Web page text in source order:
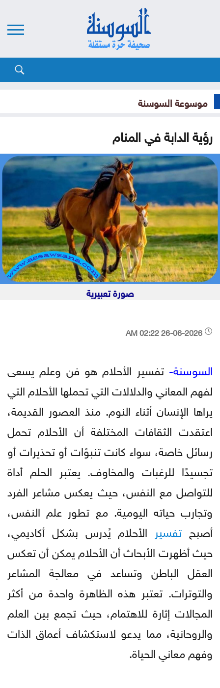
موسوعة السوسنة
رؤية الدابة في المنام
صورة تعبيرية
السوسنة- تفسير الأحلام هو فن وعلم يسعى
لفهم المعاني والدلالات التي تحملها الأحلام التي
يراها الإنسان أثناء النوم. منذ العصور القديمة،
اعتقدت الثقافات المختلفة أن الأحلام تحمل
رسائل خاصة، سواء كانت تنبؤات أو تحذيرات أو
تجسيدًا للرغبات والمخاوف. يعتبر الحلم أداة
للتواصل مع النفس، حيث يعكس مشاعر الفرد
وتجارب حياته اليومية. مع تطور علم النفس،
أصبح تفسير الأحلام يُدرس بشكل أكاديمي،
حيث أظهرت الأبحاث أن الأحلام يمكن أن تعكس
العقل الباطن وتساعد في معالجة المشاعر
والتوترات. تعتبر هذه الظاهرة واحدة من أكثر
المجالات إثارة للاهتمام، حيث تجمع بين العلم
والروحانية، مما يدعو لاستكشاف أعماق الذات
وفهم معاني الحياة.